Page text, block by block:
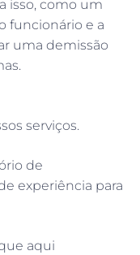
isso, como um
funcionário e a
uma demissão
serviços.
de
experiência para
aqui